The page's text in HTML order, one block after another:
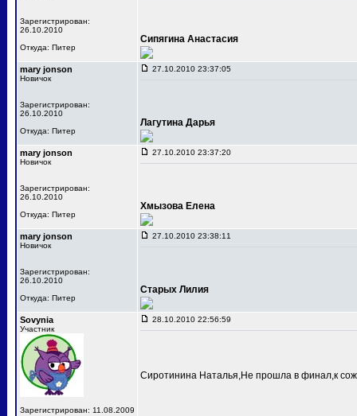
Зарегистрирован:
26.10.2010
Откуда: Питер
Сипягина Анастасия
mary jonson
Новичок
Зарегистрирован:
26.10.2010
Откуда: Питер
27.10.2010 23:37:05
Лагутина Дарья
mary jonson
Новичок
Зарегистрирован:
26.10.2010
Откуда: Питер
27.10.2010 23:37:20
Хмызова Елена
mary jonson
Новичок
Зарегистрирован:
26.10.2010
Откуда: Питер
27.10.2010 23:38:11
Старых Лилия
Sovynia
Участник
Зарегистрирован: 11.08.2009
28.10.2010 22:56:59
Сиротинина Наталья,Не прошла в финал,к